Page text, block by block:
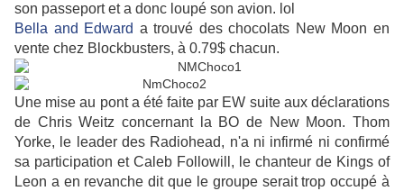
son passeport et a donc loupé son avion. lol
Bella and Edward a trouvé des chocolats New Moon en
vente chez Blockbusters, à 0.79$ chacun.
Une mise au pont a été faite par EW suite aux déclarations
de Chris Weitz concernant la BO de New Moon. Thom
Yorke, le leader des Radiohead, n'a ni infirmé ni confirmé
sa participation et Caleb Followill, le chanteur de Kings of
Leon a en revanche dit que le groupe serait trop occupé à